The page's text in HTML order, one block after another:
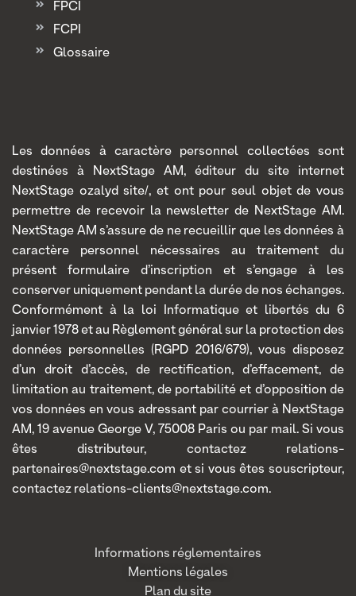
FPCI
FCPI
Glossaire
Les données à caractère personnel collectées sont
destinées à NextStage AM, éditeur du site internet
NextStage ozalyd site/, et ont pour seul objet de vous
permettre de recevoir la newsletter de NextStage AM.
NextStage AM s’assure de ne recueillir que les données à
caractère personnel nécessaires au traitement du
présent formulaire d’inscription et s’engage à les
conserver uniquement pendant la durée de nos échanges.
Conformément à la loi Informatique et libertés du 6
janvier 1978 et au Règlement général sur la protection des
données personnelles (RGPD 2016/679), vous disposez
d’un droit d’accès, de rectification, d’effacement, de
limitation au traitement, de portabilité et d’opposition de
vos données en vous adressant par courrier à NextStage
AM, 19 avenue George V, 75008 Paris ou par mail. Si vous
êtes distributeur, contactez relations-
partenaires@nextstage.com et si vous êtes souscripteur,
contactez relations-clients@nextstage.com.
Informations réglementaires
Mentions légales
Plan du site